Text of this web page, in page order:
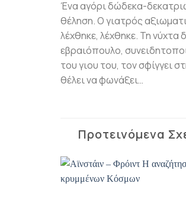
Ένα αγόρι δώδεκα-
θέληση. Ο γιατρός
λέχθηκε, λέχθηκε. Τη νύχτα
εβραιόπουλο,
του γιου του, τον σφίγγει
θέλει να φωνάξει…
Προτεινόμενα